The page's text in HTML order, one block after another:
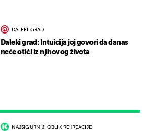
NAJSIGURNIJI OBLIK REKREACIJE
DALEKI GRAD
Daleki grad: Intuicija joj govori da danas
neće otići iz njihovog života